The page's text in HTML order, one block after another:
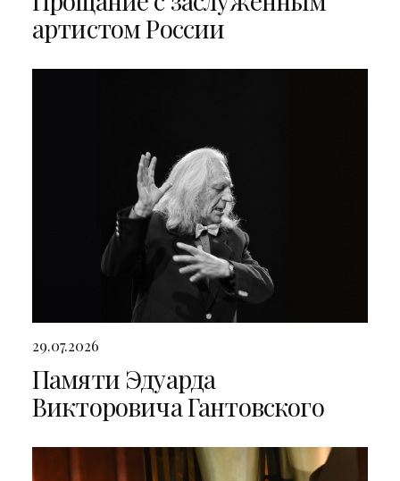
артистом России
29.07.2026
Памяти Эдуарда
Викторовича Гантовского